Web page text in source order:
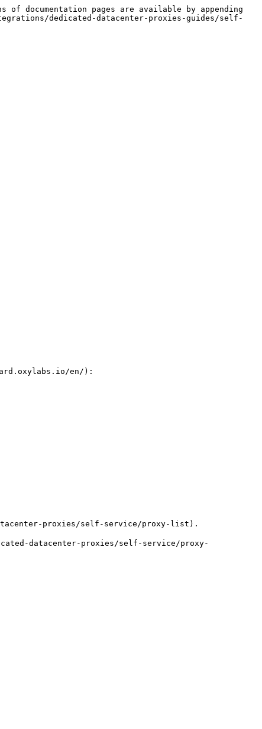
documentation pages are available by appending
dedicated-datacenter-proxies-guides/self-
en/):
datacenter-proxies/self-service/proxy-list).
datacenter-proxies/self-service/proxy-